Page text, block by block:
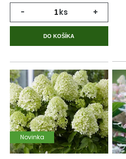
- ks +
DO KOŠÍKA
Novinka